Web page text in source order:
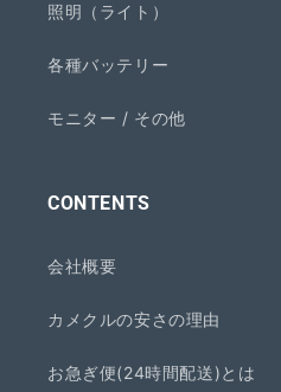
照明（ライト）
各種バッテリー
モニター / その他
CONTENTS
会社概要
カメクルの安さの理由
お急ぎ便(24時間配送)とは